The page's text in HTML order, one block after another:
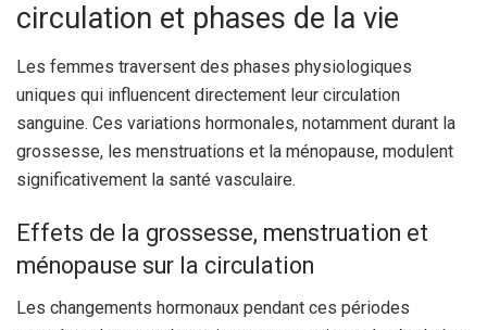
circulation et phases de la vie
Les femmes traversent des phases physiologiques
uniques qui influencent directement leur circulation
sanguine. Ces variations hormonales, notamment durant la
grossesse, les menstruations et la ménopause, modulent
significativement la santé vasculaire.
Effets de la grossesse, menstruation et
ménopause sur la circulation
Les changements hormonaux pendant ces périodes